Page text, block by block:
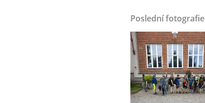
Poslední fotografie